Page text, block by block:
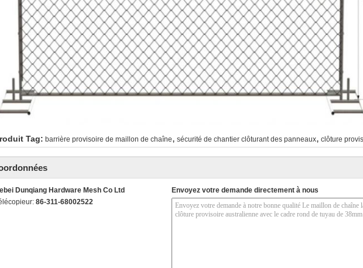
Tag: barrière provisoire de maillon de chaîne, sécurité de chantier clôturant des panneaux, clôture
Dunqiang Hardware Mesh Co Ltd
86-311-68002522
Envoyez votre demande directement à nous